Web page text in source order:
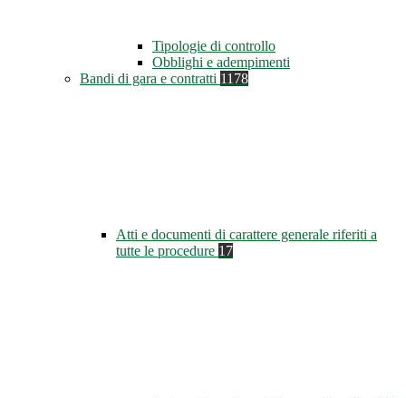
Tipologie di controllo
Obblighi e adempimenti
Bandi di gara e contratti 1178
Atti e documenti di carattere generale riferiti a
tutte le procedure 17